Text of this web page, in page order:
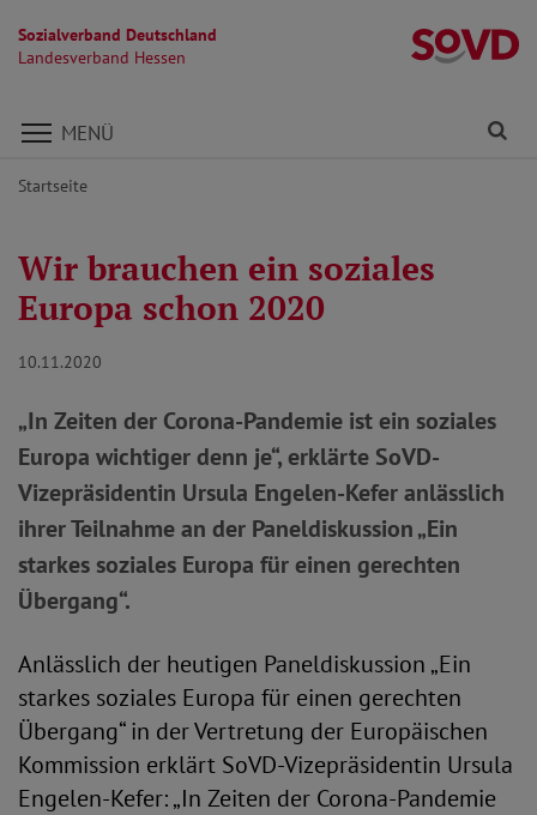
Sozialverband Deutschland
Landesverband Hessen
Direkt zu den Inhalten springen
MENÜ
Startseite
Wir brauchen ein soziales
Europa schon 2020
10.11.2020
„In Zeiten der Corona-Pandemie ist ein soziales
Europa wichtiger denn je“, erklärte SoVD-
Vizepräsidentin Ursula Engelen-Kefer anlässlich
ihrer Teilnahme an der Paneldiskussion „Ein
starkes soziales Europa für einen gerechten
Übergang“.
Anlässlich der heutigen Paneldiskussion „Ein
starkes soziales Europa für einen gerechten
Übergang“ in der Vertretung der Europäischen
Kommission erklärt SoVD-Vizepräsidentin Ursula
Engelen-Kefer: „In Zeiten der Corona-Pandemie